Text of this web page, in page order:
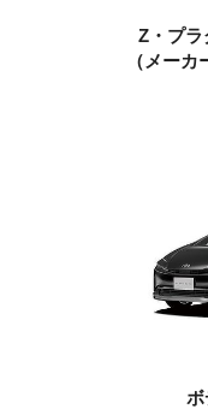
Z・プ
（メー
ボ